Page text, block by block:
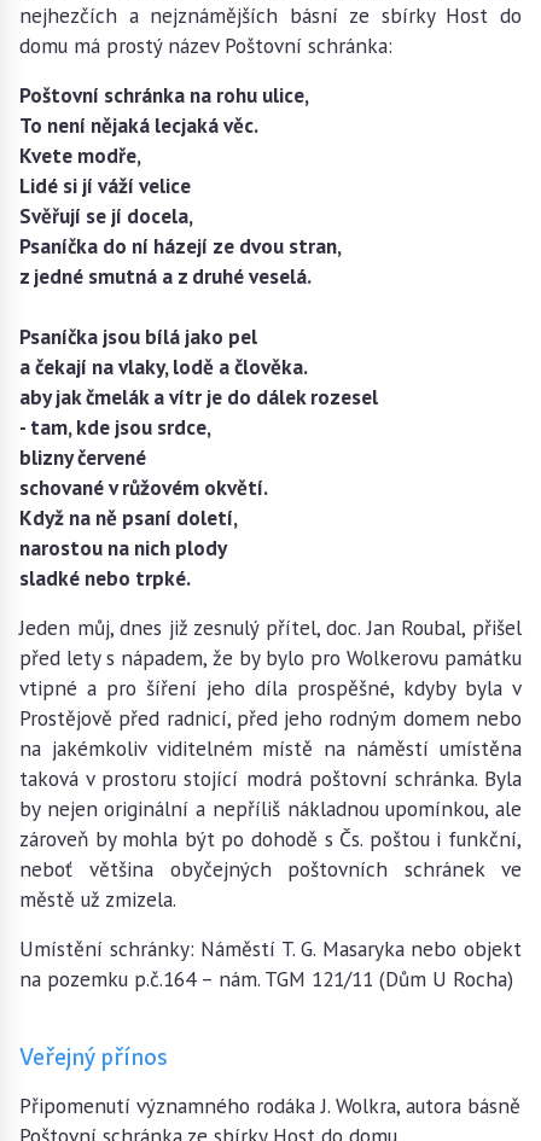
nejhezčích a nejznámějších básní ze sbírky Host do
domu má prostý název Poštovní schránka:
Poštovní schránka na rohu ulice,
To není nějaká lecjaká věc.
Kvete modře,
Lidé si jí váží velice
Svěřují se jí docela,
Psaníčka do ní házejí ze dvou stran,
z jedné smutná a z druhé veselá.
Psaníčka jsou bílá jako pel
a čekají na vlaky, lodě a člověka.
aby jak čmelák a vítr je do dálek rozesel
- tam, kde jsou srdce,
blizny červené
schované v růžovém okvětí.
Když na ně psaní doletí,
narostou na nich plody
sladké nebo trpké.
Jeden můj, dnes již zesnulý přítel, doc. Jan Roubal, přišel
před lety s nápadem, že by bylo pro Wolkerovu památku
vtipné a pro šíření jeho díla prospěšné, kdyby byla v
Prostějově před radnicí, před jeho rodným domem nebo
na jakémkoliv viditelném místě na náměstí umístěna
taková v prostoru stojící modrá poštovní schránka. Byla
by nejen originální a nepříliš nákladnou upomínkou, ale
zároveň by mohla být po dohodě s Čs. poštou i funkční,
neboť většina obyčejných poštovních schránek ve
městě už zmizela.
Umístění schránky: Náměstí T. G. Masaryka nebo objekt
na pozemku p.č.164 – nám. TGM 121/11 (Dům U Rocha)
Veřejný přínos
Připomenutí významného rodáka J. Wolkra, autora básně